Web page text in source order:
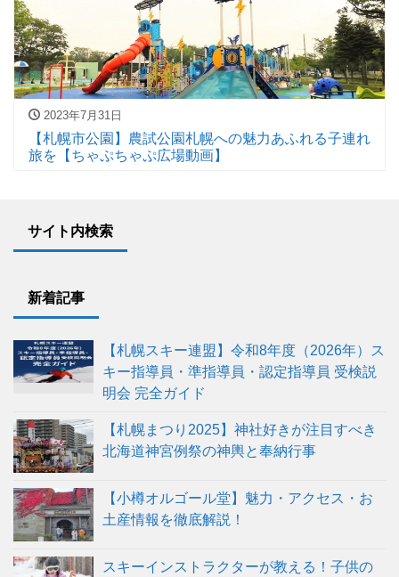
2023年7月31日
【札幌市公園】農試公園札幌への魅力あふれる子連れ
旅を【ちゃぷちゃぷ広場動画】
サイト内検索
新着記事
【札幌スキー連盟】令和8年度（2026年）ス
キー指導員・準指導員・認定指導員 受検説
明会 完全ガイド
【札幌まつり2025】神社好きが注目すべき
北海道神宮例祭の神輿と奉納行事
【小樽オルゴール堂】魅力・アクセス・お
土産情報を徹底解説！
スキーインストラクターが教える！子供の